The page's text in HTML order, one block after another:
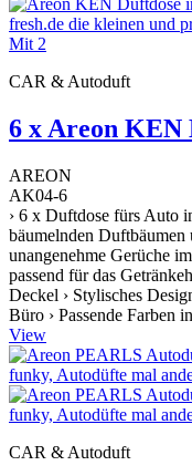
CAR & Autoduft
6 x Areon KEN
AREON
AK04-6
› 6 x Duftdose fürs Auto
bäumelnden
unangenehme Gerüche
passend für das
Deckel › Stylisches
Büro › Passende Farben
View
CAR & Autoduft